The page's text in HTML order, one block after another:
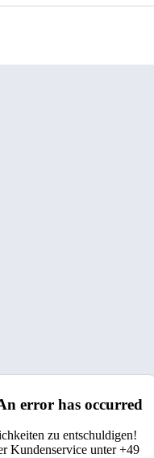
error has occurred
zu entschuldigen!
Kundenservice unter +49